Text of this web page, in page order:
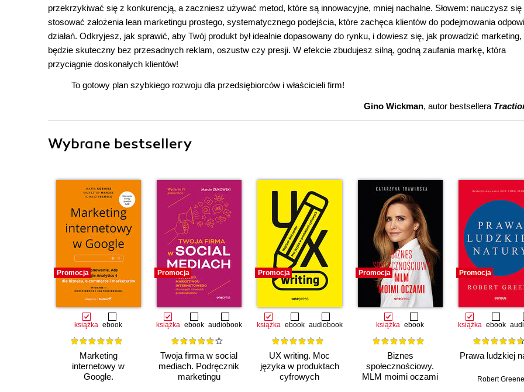
przekrzykiwać się z konkurencją, a zaczniesz używać metod, które są innowacyjne, mniej nachalne. Słowem: nauczysz się
stosować założenia lean marketingu prostego, systematycznego podejścia, które zachęca klientów do podejmowania
działań. Odkryjesz, jak sprawić, aby Twój produkt był idealnie dopasowany do rynku, i dowiesz się, jak prowadzić
będzie skuteczny bez przesadnych reklam, oszustw czy presji. W efekcie zbudujesz silną, godną zaufania markę, która
przyciągnie doskonałych klientów!
To gotowy plan szybkiego rozwoju dla przedsiębiorców i właścicieli firm!
Gino Wickman, autor bestsellera
Wybrane bestsellery
Promocja
książka ebook
Marketing
internetowy w
Google.
Promocja
książka ebook audiobook
Twoja firma w social
mediach. Podręcznik
marketingu
Promocja
książka ebook audiobook
UX writing. Moc
języka w produktach
cyfrowych
Promocja
książka ebook
Biznes
społecznościowy.
MLM moimi oczami
Promocja
książka ebook
Prawa ludzkiej
Robert Greene